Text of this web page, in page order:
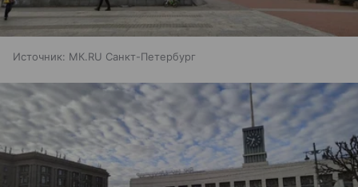
Источник: МК.RU Санкт-Петербург